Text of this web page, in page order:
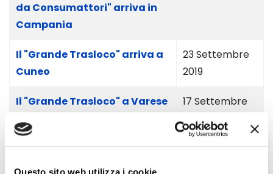
Questo sito web utilizza i cookie
da Consumattori" arriva in
Campania
Il "Grande Trasloco" arriva a
Cuneo
23 Settembre
2019
Il "Grande Trasloco" a Varese
17 Settembre
2019
Relazioni del convegno "La
nuova tutela collettiva:
08 Luglio 2019